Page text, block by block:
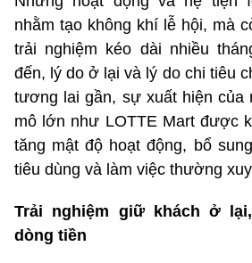
nhằm tạo không khí lễ hội, mà
trải nghiệm kéo dài nhiều
đến, lý do ở lại và lý do chi tiêu
tương lai gần, sự xuất hiện của
mô lớn như LOTTE Mart được
tăng mật độ hoạt động, bổ
tiêu dùng và làm việc thường
Trải nghiệm giữ khách ở
dòng tiền